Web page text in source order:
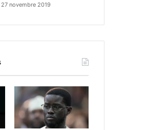
27 novembre 2019